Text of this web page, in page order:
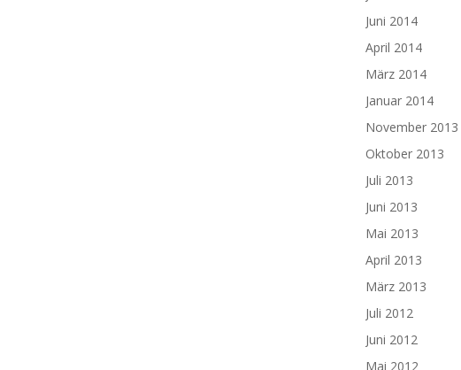
Juni 2014
April 2014
März 2014
Januar 2014
November 2013
Oktober 2013
Juli 2013
Juni 2013
Mai 2013
April 2013
März 2013
Juli 2012
Juni 2012
Mai 2012